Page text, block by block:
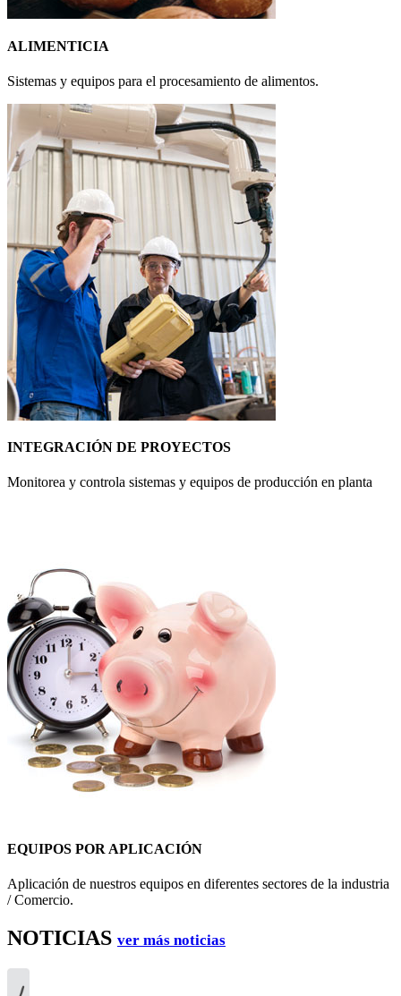
ALIMENTICIA
Sistemas y equipos para el procesamiento de alimentos.
INTEGRACIÓN DE PROYECTOS
Monitorea y controla sistemas y equipos de producción en planta
EQUIPOS POR APLICACIÓN
Aplicación de nuestros equipos en diferentes sectores de la industria
/ Comercio.
NOTICIAS ver más noticias